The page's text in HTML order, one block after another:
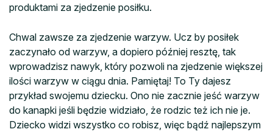
produktami za zjedzenie posiłku.
Chwal zawsze za zjedzenie warzyw. Ucz by posiłek
zaczynało od warzyw, a dopiero później resztę, tak
wprowadzisz nawyk, który pozwoli na zjedzenie większej
ilości warzyw w ciągu dnia. Pamiętaj! To Ty dajesz
przykład swojemu dziecku. Ono nie zacznie jeść warzyw
do kanapki jeśli będzie widziało, że rodzic też ich nie je.
Dziecko widzi wszystko co robisz, więc bądź najlepszym